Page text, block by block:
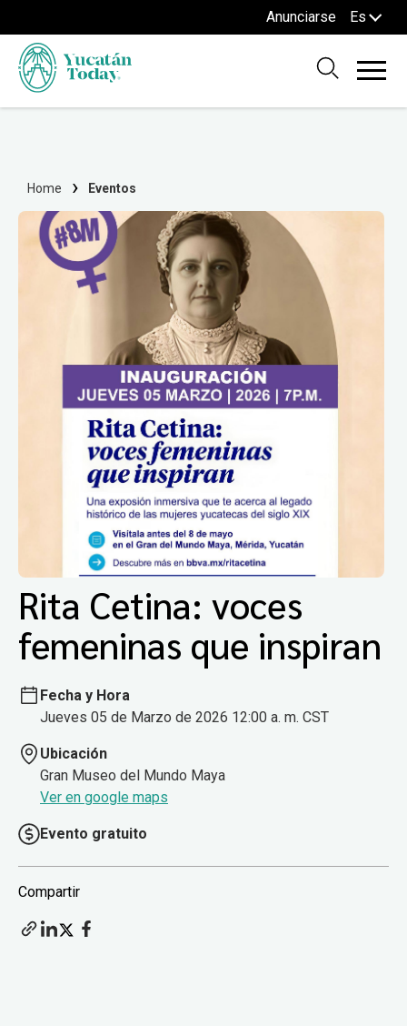
Anunciarse Es
Home Eventos
Rita Cetina: voces
femeninas que inspiran
Fecha y Hora
Jueves 05 de Marzo de 2026 12:00 a. m. CST
Ubicación
Gran Museo del Mundo Maya
Ver en google maps
Evento gratuito
Compartir